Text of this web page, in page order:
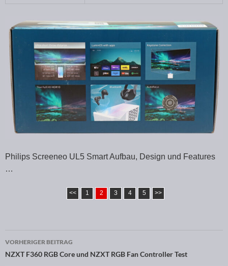
Philips Screeneo UL5 Smart Aufbau, Design und Features
…
<< 1 2 3 4 5 >>
Beitragsnavigation
VORHERIGER BEITRAG
NZXT F360 RGB Core und NZXT RGB Fan Controller Test